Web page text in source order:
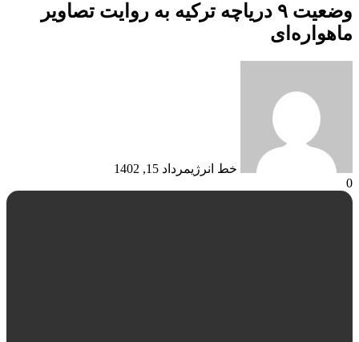
وضعیت ۹ دریاچه ترکیه به روایت تصاویر
ماهواره‌ای
خط انرژیمرداد 15, 1402
0